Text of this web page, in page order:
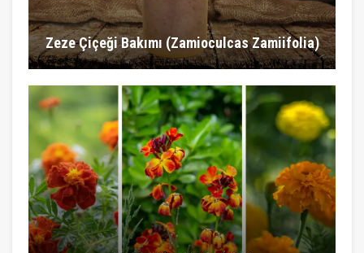
Zeze Çiçeği Bakımı (Zamioculcas Zamiifolia)